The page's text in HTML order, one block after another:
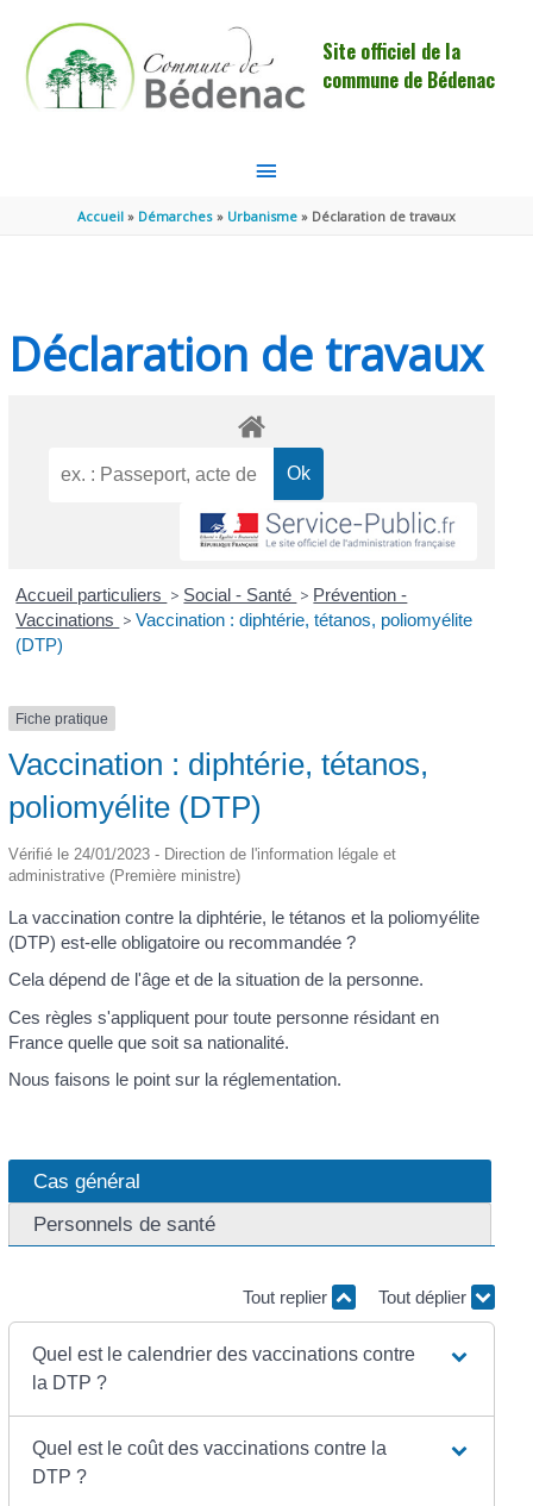
Site officiel de la
commune de Bédenac
MENU
PRINCIPAL
Accueil Démarches Urbanisme Déclaration de travaux
Déclaration de travaux
Accueil particuliers > Social - Santé > Prévention -
Vaccinations > Vaccination : diphtérie, tétanos, poliomyélite
(DTP)
Fiche pratique
Vaccination : diphtérie, tétanos,
poliomyélite (DTP)
Vérifié le 24/01/2023 - Direction de l'information légale et
administrative (Première ministre)
La vaccination contre la diphtérie, le tétanos et la poliomyélite
(DTP) est-elle obligatoire ou recommandée ?
Cela dépend de l'âge et de la situation de la personne.
Ces règles s'appliquent pour toute personne résidant en
France quelle que soit sa nationalité.
Nous faisons le point sur la réglementation.
Cas général
Personnels de santé
Tout replier Tout déplier
Quel est le calendrier des vaccinations contre
la DTP ?
Quel est le coût des vaccinations contre la
DTP ?